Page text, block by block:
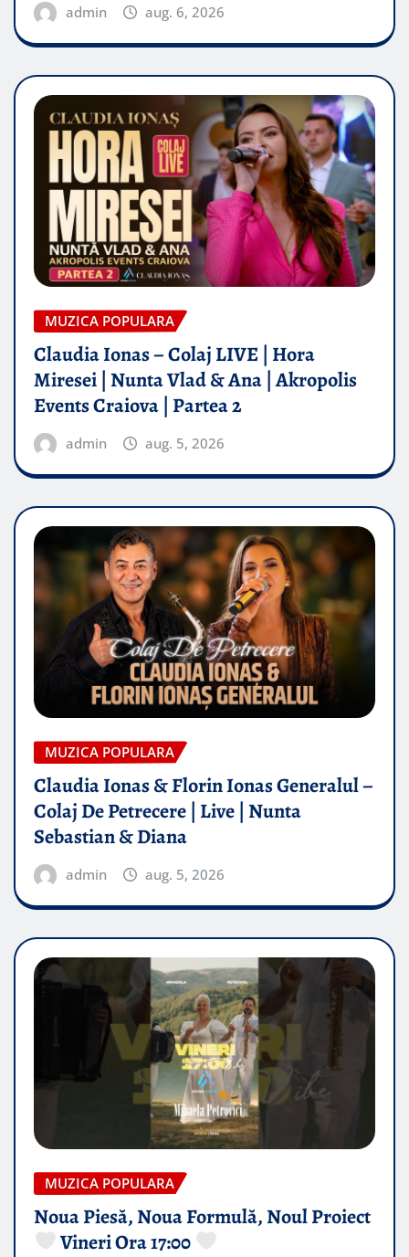
admin aug. 6, 2026
MUZICA POPULARA
Claudia Ionas – Colaj LIVE | Hora
Miresei | Nunta Vlad & Ana | Akropolis
Events Craiova | Partea 2
admin aug. 5, 2026
MUZICA POPULARA
Claudia Ionas & Florin Ionas Generalul –
Colaj De Petrecere | Live | Nunta
Sebastian & Diana
admin aug. 5, 2026
MUZICA POPULARA
Noua Piesă, Noua Formulă, Noul Proiect
Vineri Ora 17:00